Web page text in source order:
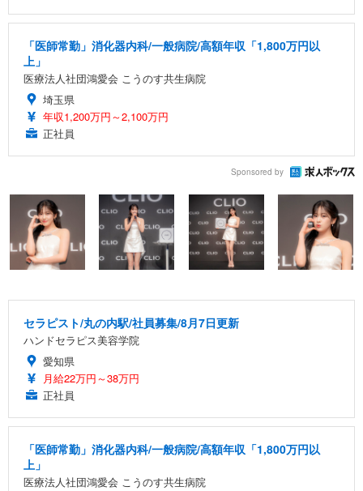
「医師常勤」消化器内科/一般病院/高額年収「1,800万円以
上」
医療法人社団鴻愛会 こうのす共生病院
埼玉県
年収1,200万円～2,100万円
正社員
Sponsored by
セラピスト/丸の内駅/社員募集/8月7日更新
ハンドセラピス美容学院
愛知県
月給22万円～38万円
正社員
「医師常勤」消化器内科/一般病院/高額年収「1,800万円以
上」
医療法人社団鴻愛会 こうのす共生病院